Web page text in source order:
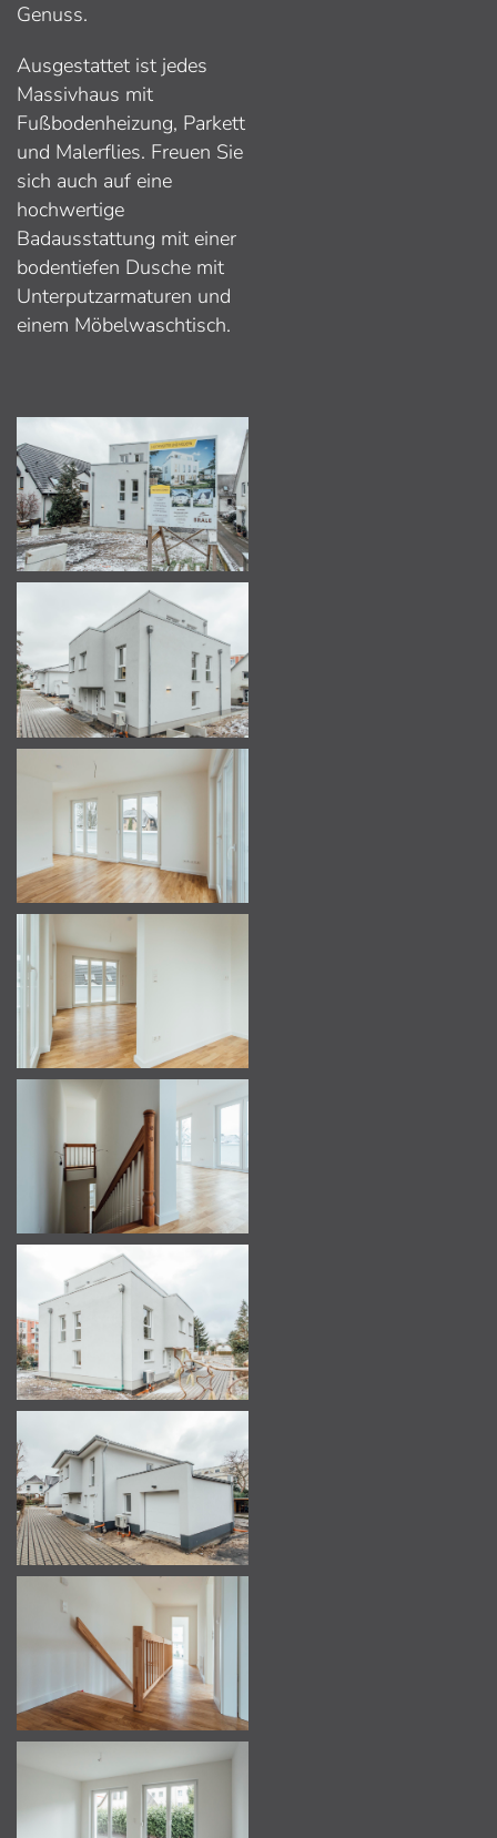
Genuss.
Ausgestattet ist jedes
Massivhaus mit
Fußbodenheizung, Parkett
und Malerflies. Freuen Sie
sich auch auf eine
hochwertige
Badausstattung mit einer
bodentiefen Dusche mit
Unterputzarmaturen und
einem Möbelwaschtisch.